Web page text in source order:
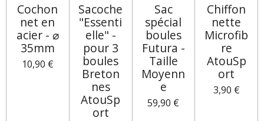
Cochon
net en
acier - ⌀
35mm
10,90 €
Sacoche
"Essenti
elle" -
pour 3
boules
Breton
nes
AtouSp
ort
Sac
spécial
boules
Futura -
Taille
Moyenn
e
59,90 €
Chiffon
nette
Microfib
re
AtouSp
ort
3,90 €